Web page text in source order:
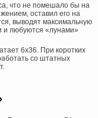
что не помешало бы на
оставил его на
выводят максимальную
и любуются «лунами»
6х36. При коротких
со штатных